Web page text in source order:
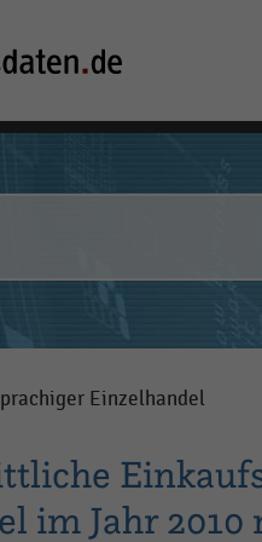
Einzelhandel
im Jahr